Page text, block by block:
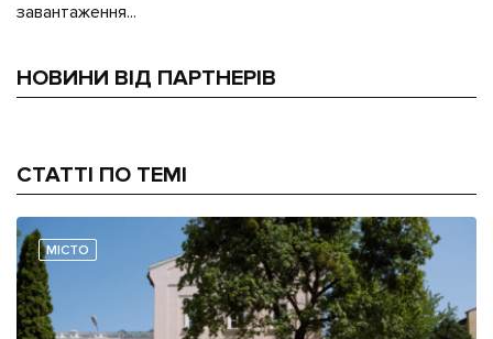
завантаження...
НОВИНИ ВІД ПАРТНЕРІВ
СТАТТІ ПО ТЕМІ
МІСТО